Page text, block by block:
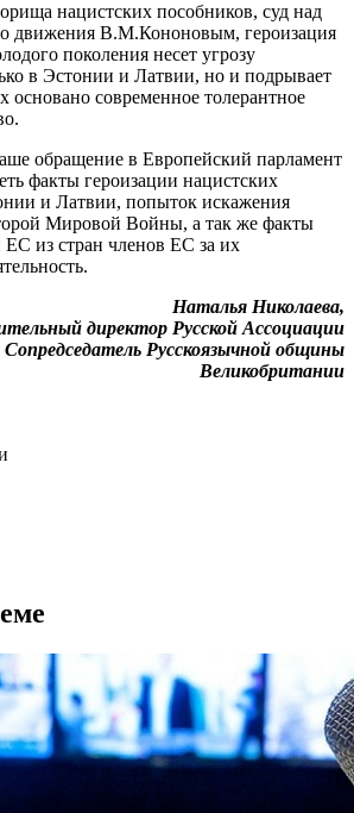
нацистских пособников, суд над
движения В.М.Кононовым, героизация
поколения несет угрозу
в Эстонии и Латвии, но и подрывает
основано современное толерантное
обращение в Европейский парламент
факты героизации нацистских
и Латвии, попыток искажения
Мировой Войны, а так же факты
из стран членов ЕС за их
Наталья Николаева,
директор Русской Ассоциации
Русскоязычной общины
Великобритании